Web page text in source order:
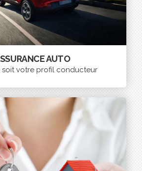
AUTO
soit votre profil conducteur